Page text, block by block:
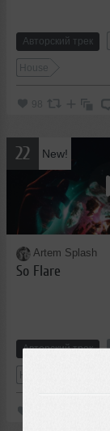
Авторский трек
House
98
22 New!
Artem Splash
So Flare
Авторский трек
House